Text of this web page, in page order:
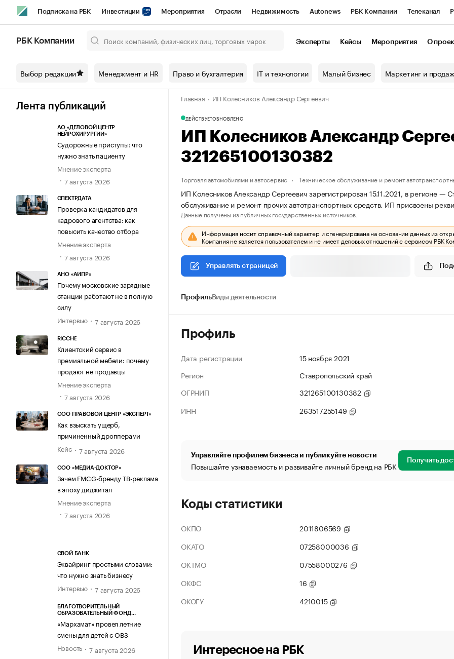
Подписка на РБК Инвестиции Мероприятия Отрасли Недвижимость Autonews РБК Компании Телеканал
Спецпроекты СПб Конференции СПб Спецпроекты Проверка контрагентов
Технологии и медиа Рынок наличной валюты
РБК Компании Эксперты Кейсы Мероприятия О
Выбор редакции Менеджмент и HR Право и бухгалтерия IT и технологии Малый бизнес Маркетинг и
Лента публикаций
АО «ДЕЛОВОЙ ЦЕНТР
НЕЙРОХИРУРГИИ»
Судорожные приступы: что
нужно знать пациенту
Мнение эксперта
7 августа 2026
СПЕКТРДАТА
Проверка кандидатов для
кадрового агентства: как
повысить качество отбора
Мнение эксперта
7 августа 2026
АНО «АИПР»
Почему московские зарядные
станции работают не в полную
силу
Интервью
7 августа 2026
RICCHE
Клиентский сервис в
премиальной мебели: почему
продают не продавцы
Мнение эксперта
7 августа 2026
ООО ПРАВОВОЙ ЦЕНТР «ЭКСПЕРТ»
Как взыскать ущерб,
причиненный дропперами
Кейс
7 августа 2026
ООО «МЕДИА-ДОКТОР»
Зачем FMCG-бренду ТВ-реклама
в эпоху диджитал
Мнение эксперта
7 августа 2026
СВОЙ БАНК
Эквайринг простыми словами:
что нужно знать бизнесу
Интервью
7 августа 2026
БЛАГОТВОРИТЕЛЬНЫЙ
ОБРАЗОВАТЕЛЬНЫЙ ФОНД
«Мархамат» провел летние
смены для детей с ОВЗ
Новость
7 августа 2026
Главная ИП Колесников Александр Сергеевич
ДЕЙСТВУЕТОБНОВЛЕНО
ИП Колесников Александр
321265100130382
Торговля автомобилями и автосервис Техническое обслуживание и ремонт
ИП Колесников Александр Сергеевич зарегистрирован 15.11.2021, в регионе —
обслуживание и ремонт прочих автотранспортных средств. ИП присвоены
Данные получены из публичных государственных источников.
Информация носит справочный характер и сгенерирована на основании данных из
Компания не является пользователем и не имеет деловых отношений с сервисом РБК
Управлять страницей
ПрофильВиды деятельности
Профиль
Дата регистрации
15 ноября 2021
Регион
Ставропольский край
ОГРНИП
321265100130382
ИНН
263517255149
Управляйте профилем бизнеса и публикуйте новости
Повышайте узнаваемость и развивайте личный бренд на РБК Получить
Коды статистики
ОКПО
2011806569
ОКАТО
07258000036
ОКТМО
07558000276
ОКФС
16
ОКОГУ
4210015
Интересное на РБК